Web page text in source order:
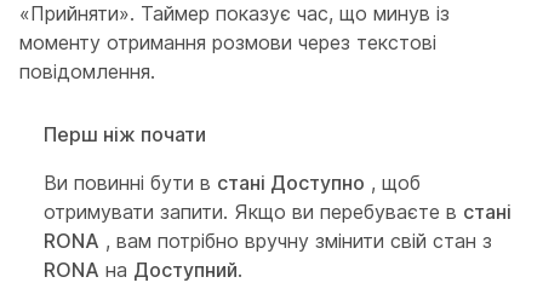
«Прийняти». Таймер показує час, що минув із
моменту отримання розмови через текстові
повідомлення.
Перш ніж почати
Ви повинні бути в стані Доступно , щоб
отримувати запити. Якщо ви перебуваєте в стані
RONA , вам потрібно вручну змінити свій стан з
RONA на Доступний.